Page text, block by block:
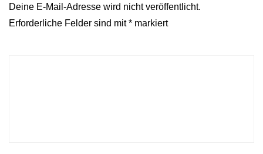
Deine E-Mail-Adresse wird nicht veröffentlicht.
Erforderliche Felder sind mit* markiert